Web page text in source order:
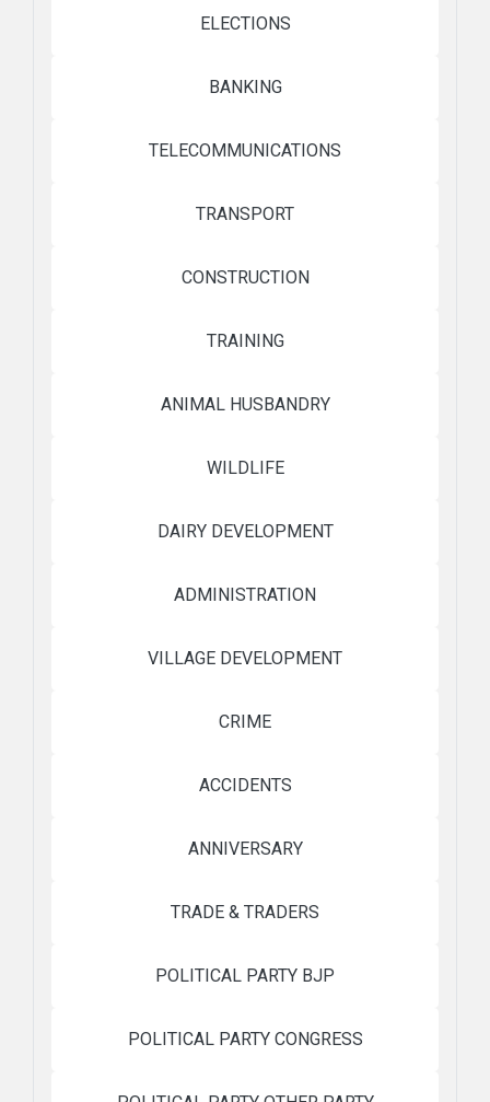
ELECTIONS
BANKING
TELECOMMUNICATIONS
TRANSPORT
CONSTRUCTION
TRAINING
ANIMAL HUSBANDRY
WILDLIFE
DAIRY DEVELOPMENT
ADMINISTRATION
VILLAGE DEVELOPMENT
CRIME
ACCIDENTS
ANNIVERSARY
TRADE & TRADERS
POLITICAL PARTY BJP
POLITICAL PARTY CONGRESS